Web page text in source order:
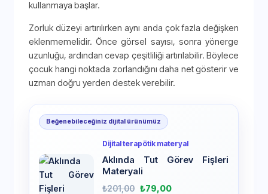
kullanmaya başlar.
Zorluk düzeyi artırılırken aynı anda çok fazla değişken
eklenmemelidir. Önce görsel sayısı, sonra yönerge
uzunluğu, ardından cevap çeşitliliği artırılabilir. Böylece
çocuk hangi noktada zorlandığını daha net gösterir ve
uzman doğru yerden destek verebilir.
Beğenebileceğiniz dijital ürünümüz
Dijital terapötik materyal
Aklında Tut Görev Fişleri
Materyali
₺201,00 ₺79,00